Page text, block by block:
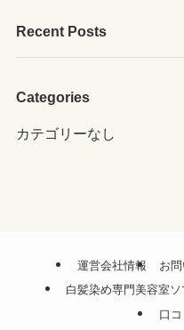
Recent Posts
Categories
カテゴリーなし
運営会社情報 お
白髪染め専門美容室ソ
口